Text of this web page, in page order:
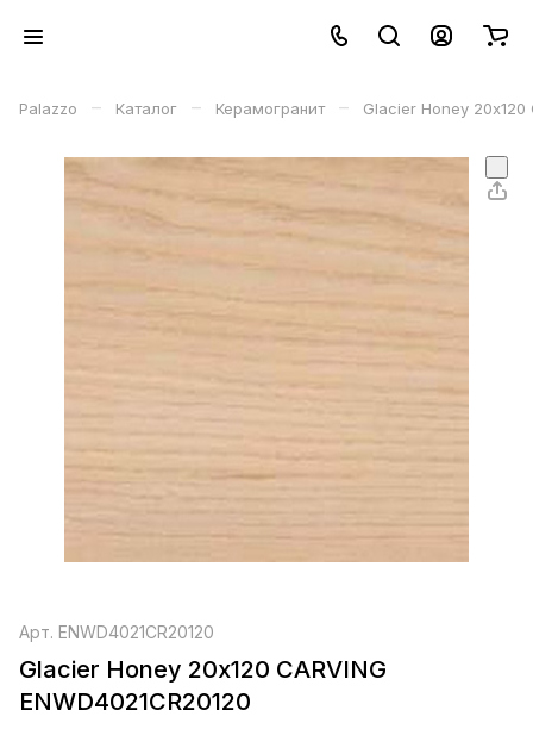
Palazzo – Каталог – Керамогранит – Glacier Honey 20х120
Арт. ENWD4021CR20120
Glacier Honey 20х120 CARVING
ENWD4021CR20120